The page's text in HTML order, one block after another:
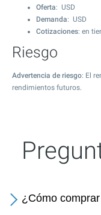
Oferta: USD
Demanda: USD
Cotizaciones: en
Riesgo
Advertencia de riesgo: El
rendimientos futuros.
¿Cómo